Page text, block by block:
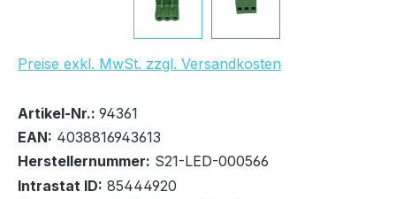
UVP Netto: 1,49 €
Preise exkl. MwSt. zzgl. Versandkosten
Bestand:100+
Sofort verfügbar, Lieferzeit: 1-2 Tage
Artikel-Nr.: 94361
EAN: 4038816943613
Herstellernummer: S21-LED-000566
Intrastat ID: 85444920